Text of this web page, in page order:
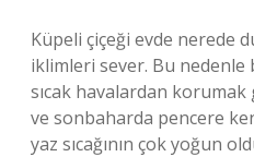
Küpeli çiçeği evde nerede
iklimleri sever. Bu
sıcak havalardan
ve sonbaharda pencere
yaz sıcağının çok yoğun